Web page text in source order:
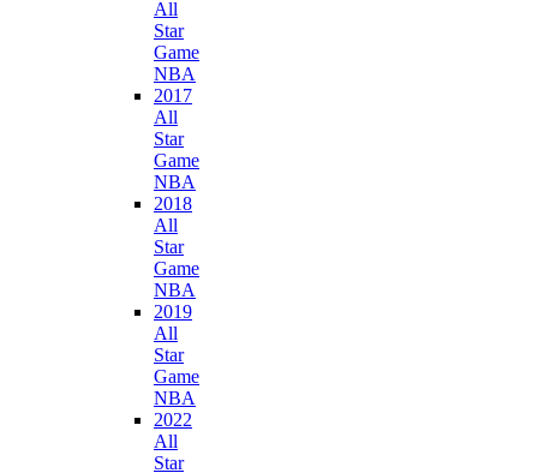
All
Star
Game
NBA
2017
All
Star
Game
NBA
2018
All
Star
Game
NBA
2019
All
Star
Game
NBA
2022
All
Star